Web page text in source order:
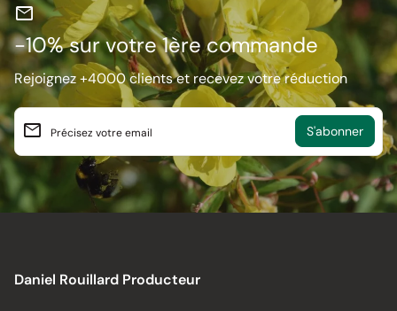
mail
-10% sur votre 1ère commande
Rejoignez +4000 clients et recevez votre réduction
Précisez votre email
email
Daniel Rouillard Producteur